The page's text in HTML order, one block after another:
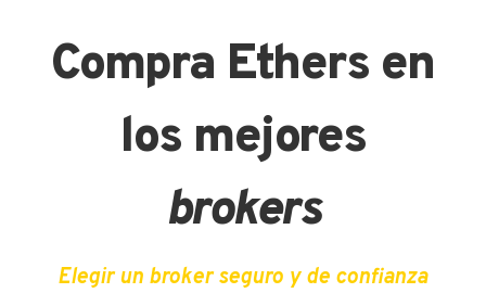
Compra Ethers en
los mejores
brokers
Elegir un broker seguro y de confianza